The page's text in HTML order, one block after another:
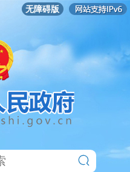
无障碍版